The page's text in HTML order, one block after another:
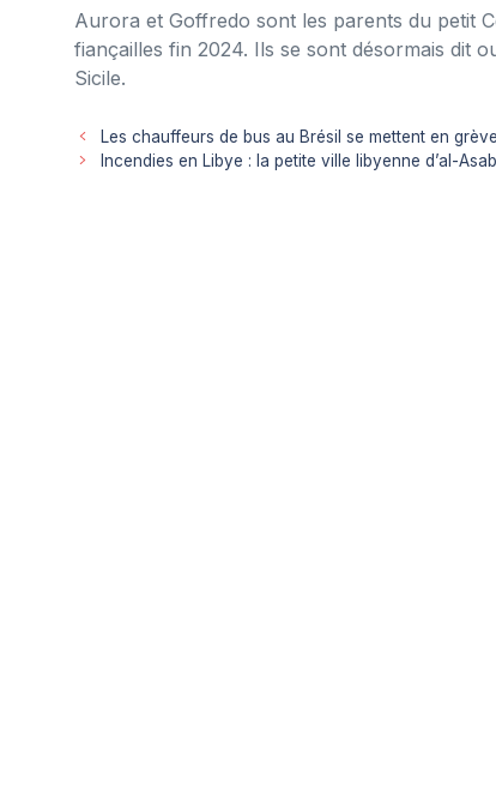
Aurora et Goffredo sont les parents du petit
fiançailles fin 2024. Ils se sont désormais dit
Sicile.
Les chauffeurs de bus au Brésil se mettent en
Incendies en Libye : la petite ville libyenne d’al-